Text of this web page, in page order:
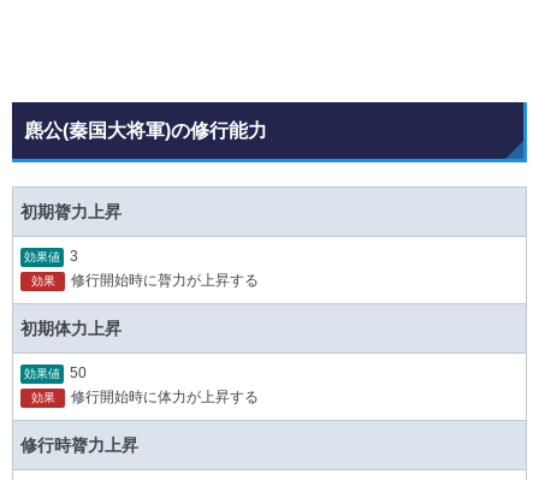
麃公(秦国大将軍)の修行能力
初期膂力上昇
効果値 3
効果 修行開始時に膂力が上昇する
初期体力上昇
効果値 50
効果 修行開始時に体力が上昇する
修行時膂力上昇